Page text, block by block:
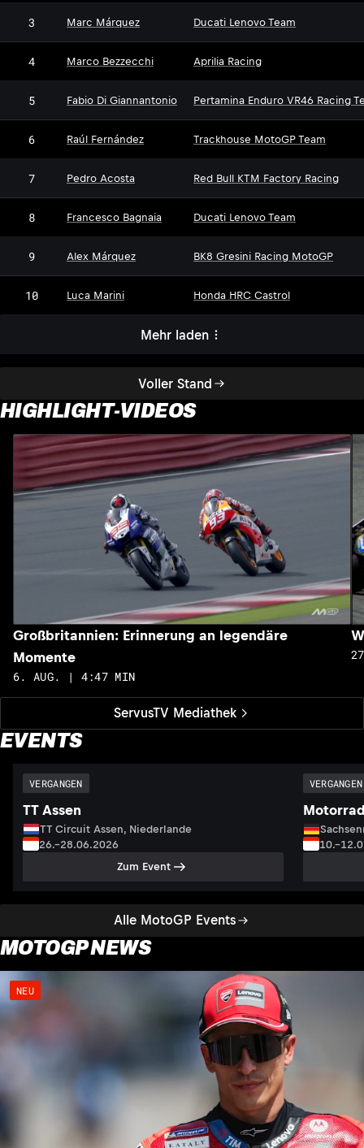
Voller Stand
3 Marc Márquez Ducati Lenovo Team
4 Marco Bezzecchi Aprilia Racing
5 Fabio Di Giannantonio Pertamina Enduro VR46 Racing
6 Raúl Fernández Trackhouse MotoGP Team
7 Pedro Acosta Red Bull KTM Factory Racing
8 Francesco Bagnaia Ducati Lenovo Team
9 Alex Márquez BK8 Gresini Racing MotoGP
10 Luca Marini Honda HRC Castrol
Mehr laden
HIGHLIGHT-VIDEOS
ServusTV Mediathek
Großbritannien: Erinnerung an legendäre
Momente
6. AUG. | 4:47 MIN
EVENTS
Alle MotoGP Events
VERGANGEN
TT Assen
TT Circuit Assen, Niederlande
26.–28.06.2026
Zum Event
VERGANGEN
MOTOGP NEWS
NEU